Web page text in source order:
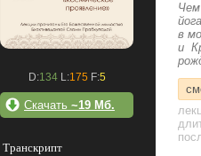
D:134L:175 F:5
Скачать ~19 Мб.
Транскрипт
в
и